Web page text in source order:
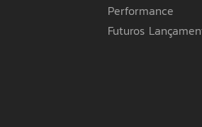
indicar outra base de
com a Legislação
de sua preferência
itens apresentados
especificações e
em obrigações ou
Ford pelo telefone
Performance
Futuros